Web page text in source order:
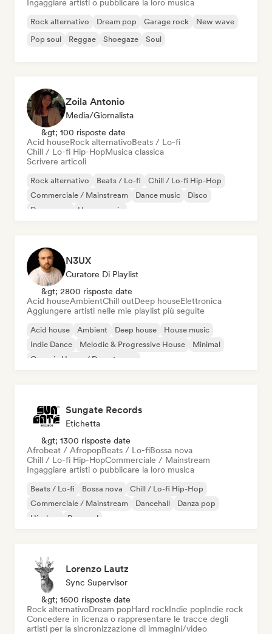
Ingaggiare artisti o pubblicare la loro musica
Rock alternativo Dream pop Garage rock
New wave
Pop soul
Reggae Shoegaze Soul
Zoila Antonio
Media/Giornalista
&gt; 100 risposte date
Acid houseRock alternativoBeats / Lo-fi
Chill / Lo-fi Hip-HopMusica classica
Scrivere articoli
Rock alternativo Beats / Lo-fi
Chill / Lo-fi Hip-Hop
Commerciale / Mainstream
Dance music
Disco
Dream pop
House music
N3UX
Curatore Di Playlist
&gt; 2800 risposte date
Acid houseAmbientChill outDeep houseElettronica
Aggiungere artisti nelle mie playlist più seguite
Acid house Ambient Deep house
House music
Indie Dance
Melodic & Progressive House
Minimal
Organic House / Downtempo
Sungate Records
Etichetta
&gt; 1300 risposte date
Afrobeat / AfropopBeats / Lo-fiBossa nova
Chill / Lo-fi Hip-HopCommerciale / Mainstream
Ingaggiare artisti o pubblicare la loro musica
Beats / Lo-fi Bossa nova
Chill / Lo-fi Hip-Hop
Commerciale / Mainstream
Dancehall
Danza pop
Hip-hop
Pop soul
Lorenzo Lautz
Sync Supervisor
&gt; 1600 risposte date
Rock alternativoDream popHard rockIndie popIndie rock
Concedere in licenza o rappresentare le tracce degli
artisti per la sincronizzazione di immagini/video